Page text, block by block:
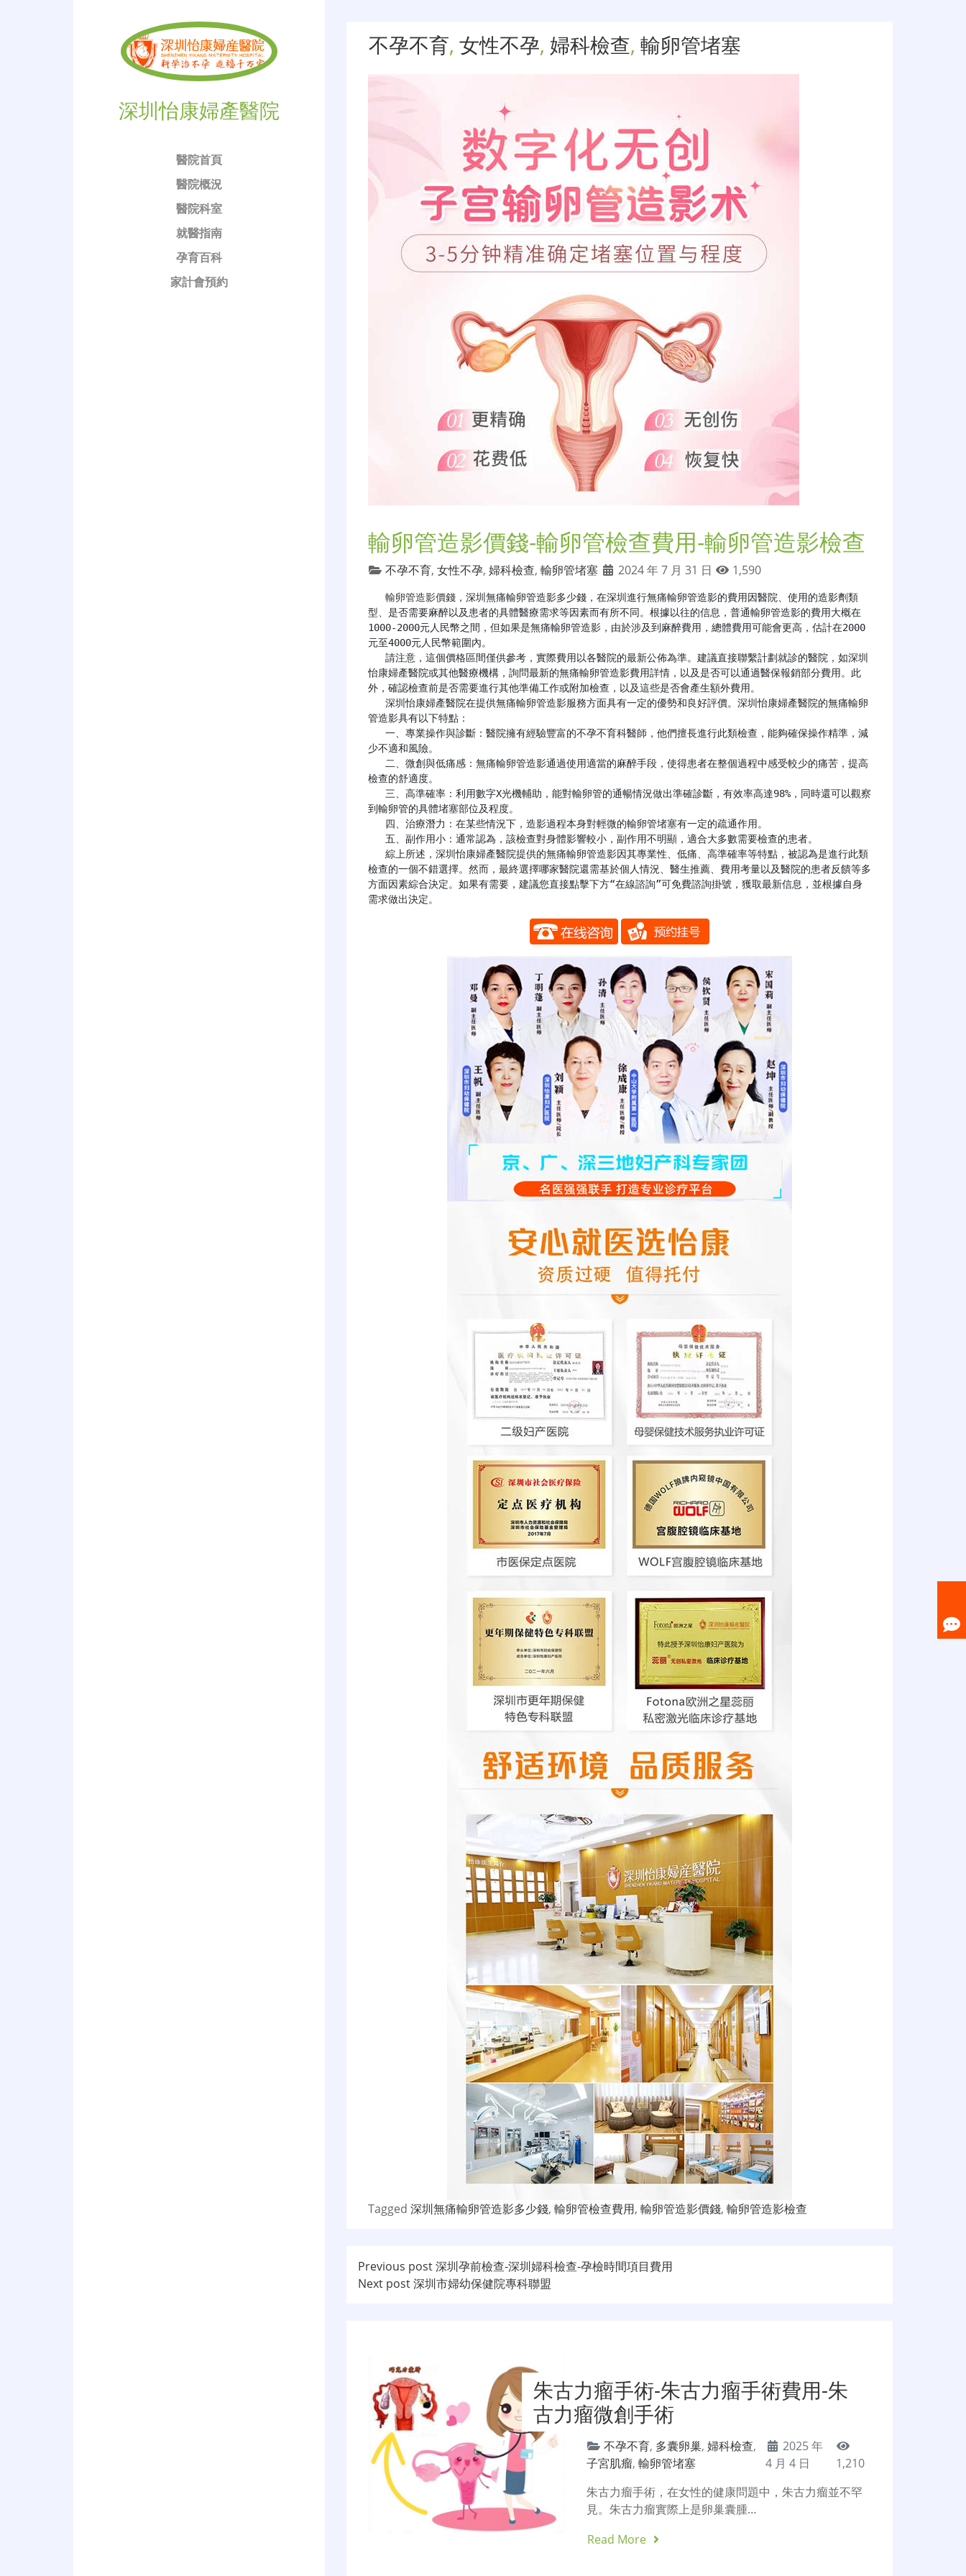
深圳怡康婦產醫院
醫院首頁
醫院概況
醫院科室
就醫指南
孕育百科
家計會預約
不孕不育, 女性不孕, 婦科檢查, 輸卵管堵塞
輸卵管造影價錢-輸卵管檢查費用-輸卵管造影檢查
不孕不育, 女性不孕, 婦科檢查, 輸卵管堵塞 2024 年 7 月 31 日 1,590
輸卵管造影價錢 ，深圳無痛輸卵管造影多少錢，在深圳進行無痛輸卵管造影的費用因醫院、使用的造影劑類
型、是否需要麻醉以及患者的具體醫療需求等因素而有所不同。根據以往的信息，普通輸卵管造影的費用大概在
1000-2000元人民幣之間，但如果是無痛輸卵管造影，由於涉及到麻醉費用，總體費用可能會更高，估計在2000
元至4000元人民幣範圍內。
怡康婦產醫院或其他醫療機構，詢問最新的無痛輸卵管造影費用詳情，以及是否可以通過醫保報銷部分費用。此
外，確認檢查前是否需要進行其他準備工作或附加檢查，以及這些是否會產生額外費用。
管造影具有以下特點：
少不適和風險。
檢查的舒適度。
到輸卵管的具體堵塞部位及程度。
檢查的一個不錯選擇。然而，最終選擇哪家醫院還需基於個人情況、醫生推薦、費用考量以及醫院的患者反饋等多
方面因素綜合決定。如果有需要，建議您直接點擊下方“在線諮詢”可免費諮詢掛號，獲取最新信息，並根據自身
需求做出決定。
Tagged 深圳無痛輸卵管造影多少錢, 輸卵管檢查費用, 輸卵管造影價錢, 輸卵管造影檢查
文
章
Previous post深圳孕前檢查-深圳婦科檢查-孕檢時間項目費用
Next post深圳市婦幼保健院專科聯盟
朱古力瘤手術-朱古力瘤手術費用-朱
古力瘤微創手術
不孕不育, 多囊卵巢,婦科檢查,
子宮肌瘤,輸卵管堵塞
2025 年
4 月 4 日
1,210
朱古力瘤手術，在女性的健康問題中，朱古力瘤並不罕
見。朱古力瘤實際上是卵巢囊腫…
Read More